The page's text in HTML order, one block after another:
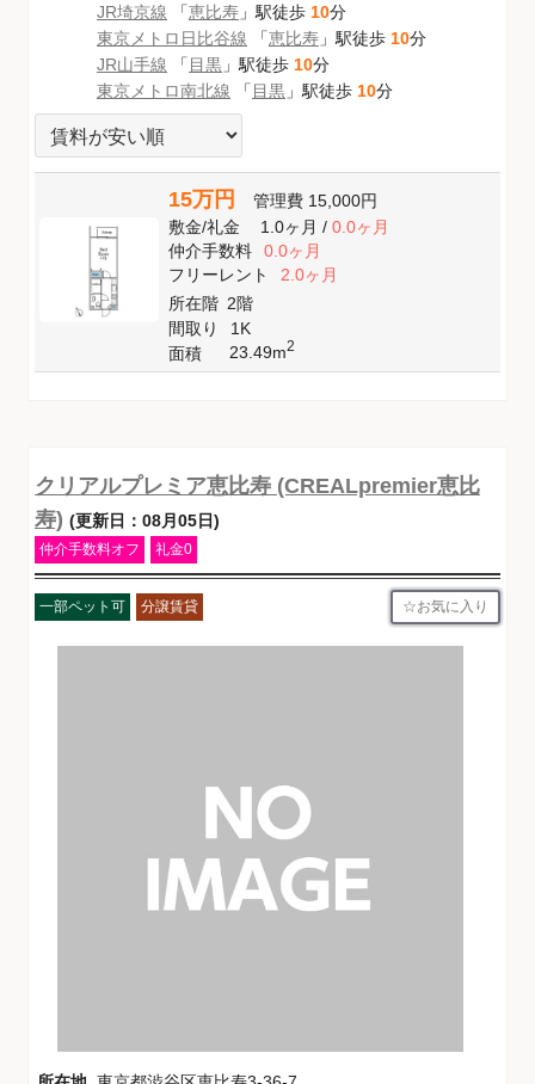
JR埼京線 「恵比寿 」駅徒歩 10分
東京メトロ日比谷線 「恵比寿 」駅徒歩 10分
JR山手線 「目黒 」駅徒歩 10分
東京メトロ南北線 「目黒 」駅徒歩 10分
15万円 管理費 15,000円
敷金/礼金 1.0ヶ月/ 0.0ヶ月
仲介手数料
0.0ヶ月
フリーレント
2.0ヶ月
所在階 2階
間取り
1K
面積
23.49m2
クリアルプレミア恵比寿 (CREALpremier恵比
寿) (更新日：08月05日)
仲介手数料オフ 礼金0
一部ペット可 分譲賃貸 お気に入り